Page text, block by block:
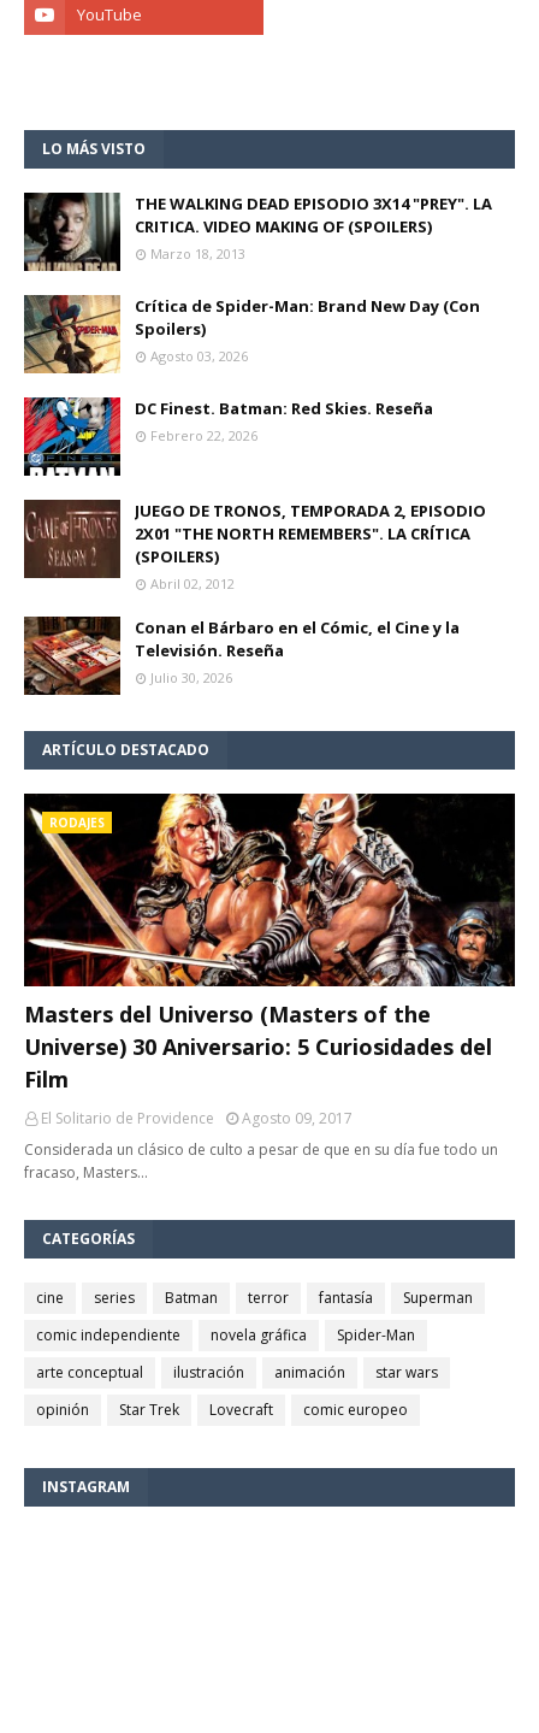
LO MÁS VISTO
THE WALKING DEAD EPISODIO 3X14 "PREY". LA
CRITICA. VIDEO MAKING OF (SPOILERS)
Marzo 18, 2013
Crítica de Spider-Man: Brand New Day (Con
Spoilers)
Agosto 03, 2026
DC Finest. Batman: Red Skies. Reseña
Febrero 22, 2026
JUEGO DE TRONOS, TEMPORADA 2, EPISODIO
2X01 "THE NORTH REMEMBERS". LA CRÍTICA
(SPOILERS)
Abril 02, 2012
Conan el Bárbaro en el Cómic, el Cine y la
Televisión. Reseña
Julio 30, 2026
ARTÍCULO DESTACADO
RODAJES
Masters del Universo (Masters of the
Universe) 30 Aniversario: 5 Curiosidades del
Film
El Solitario de Providence
Agosto 09, 2017
Considerada un clásico de culto a pesar de que en su día fue todo un
fracaso, Masters…
CATEGORÍAS
cine series Batman terror fantasía
Superman
comic independiente
novela gráfica
Spider-Man
arte conceptual
ilustración animación
star wars
opinión
Star Trek Lovecraft comic europeo
INSTAGRAM